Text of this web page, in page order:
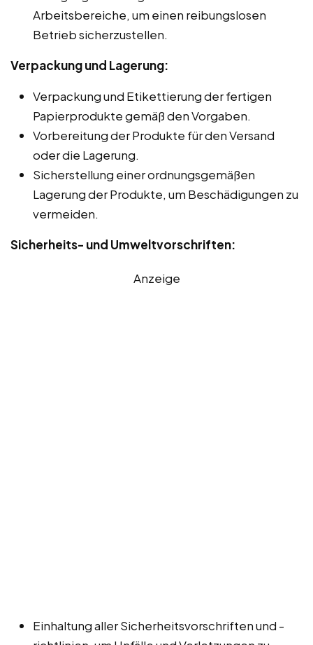
Arbeitsbereiche, um einen reibungslosen
Betrieb sicherzustellen.
Verpackung und Lagerung:
Verpackung und Etikettierung der fertigen
Papierprodukte gemäß den Vorgaben.
Vorbereitung der Produkte für den Versand
oder die Lagerung.
Sicherstellung einer ordnungsgemäßen
Lagerung der Produkte, um Beschädigungen zu
vermeiden.
Sicherheits- und Umweltvorschriften:
Anzeige
Einhaltung aller Sicherheitsvorschriften und -